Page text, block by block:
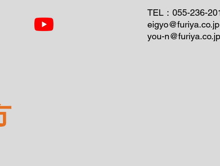
TEL：055-236-
eigyo@furiya.co.jp
you-n@furiya.co.jp